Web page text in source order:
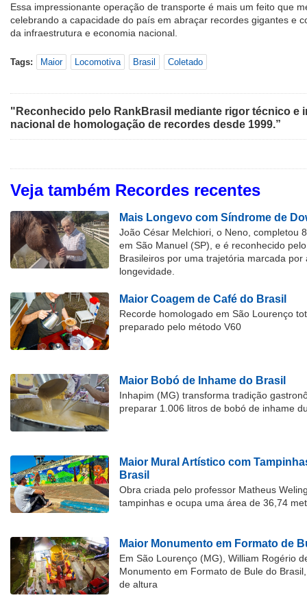
Essa impressionante operação de transporte é mais um feito que
celebrando a capacidade do país em abraçar recordes gigantes e
da infraestrutura e economia nacional.
Tags: Maior Locomotiva Brasil Coletado
"Reconhecido pelo RankBrasil mediante rigor técnico e
nacional de homologação de recordes desde 1999.”
Veja também Recordes recentes
Mais Longevo com Síndrome de
João César Melchiori, o Neno, completou
em São Manuel (SP), e é reconhecido
Brasileiros por uma trajetória marcada por
longevidade.
Maior Coagem de Café do Brasil
Recorde homologado em São Lourenço
preparado pelo método V60
Maior Bobó de Inhame do Brasil
Inhapim (MG) transforma tradição
preparar 1.006 litros de bobó de inhame
Maior Mural Artístico com
Brasil
Obra criada pelo professor Matheus
tampinhas e ocupa uma área de 36,74
Maior Monumento em Formato de
Em São Lourenço (MG), William Rogério
Monumento em Formato de Bule do
de altura